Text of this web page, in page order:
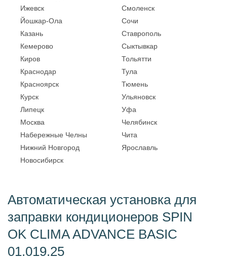
Ижевск
Йошкар-Ола
Казань
Кемерово
Киров
Краснодар
Красноярск
Курск
Липецк
Москва
Набережные Челны
Нижний Новгород
Новосибирск
Смоленск
Сочи
Ставрополь
Сыктывкар
Тольятти
Тула
Тюмень
Ульяновск
Уфа
Челябинск
Чита
Ярославль
Автоматическая установка для
заправки кондиционеров SPIN
OK CLIMA ADVANCE BASIС
01.019.25